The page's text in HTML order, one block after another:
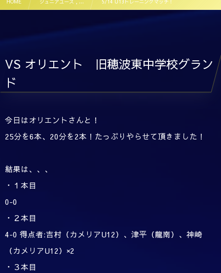
HOME ジュニアユース , … 5/14 U13トレーニングマッチ！
VS オリエント 旧穂波東中学校グラン
ド
今日はオリエントさんと！
25分を6本、20分を2本！たっぷりやらせて頂きました！
結果は、、、
・１本目
0-0
・２本目
4-0 得点者:吉村（カメリアU12）、津平（龍南）、神崎
（カメリアU12）×2
・３本目